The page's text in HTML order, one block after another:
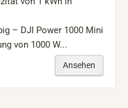
– DJI Power 1000 Mini
von 1000 W...
Ansehen